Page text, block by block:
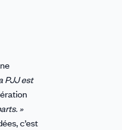
PJJ est
»
c’est